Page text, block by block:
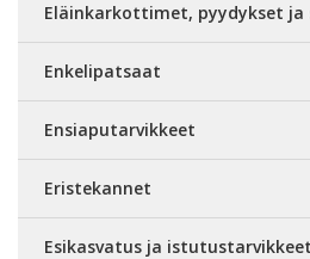
Eläinkarkottimet, pyydykset
Enkelipatsaat
Ensiaputarvikkeet
Eristekannet
Esikasvatus ja istutustarvikkeet